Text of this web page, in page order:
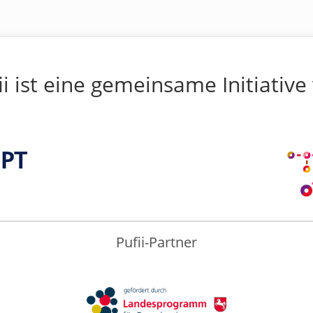
ist eine gemeinsame Initiative
Pufii-Partner